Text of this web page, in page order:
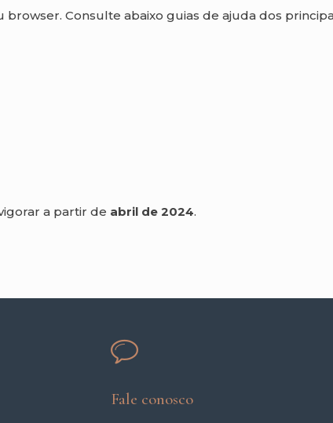
browser. Consulte abaixo guias de ajuda dos
a partir de abril de 2024.
Fale conosco